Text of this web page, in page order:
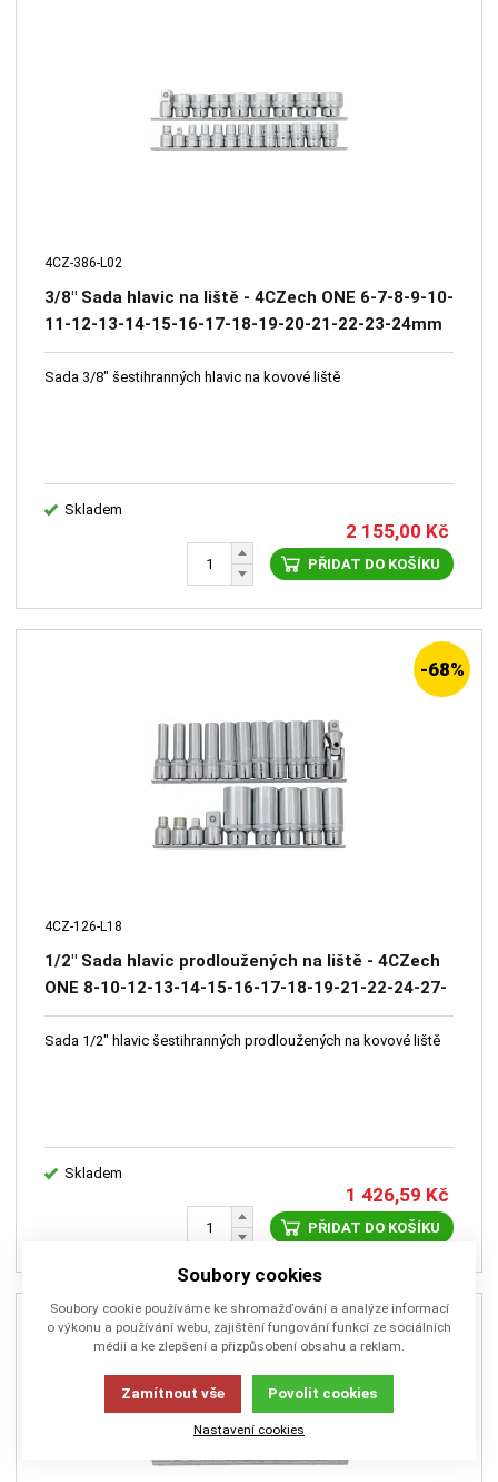
4CZ-386-L02
3/8" Sada hlavic na liště - 4CZech ONE 6-7-8-9-10-
11-12-13-14-15-16-17-18-19-20-21-22-23-24mm
+ adaptér na bity 1/4" + redukce na 1/4" a na 1/2"
Sada 3/8" šestihranných hlavic na kovové liště
Skladem
2 155,00 Kč
PŘIDAT DO KOŠÍKU
-68%
4CZ-126-L18
1/2" Sada hlavic prodloužených na liště - 4CZech
ONE 8-10-12-13-14-15-16-17-18-19-21-22-24-27-
30mm, adaptér na bity 10mm a 5/16",redukce na
3/8" a 3/4", kardan
Sada 1/2" hlavic šestihranných prodloužených na kovové liště
Skladem
1 426,59 Kč
PŘIDAT DO KOŠÍKU
Soubory cookies
Soubory cookie používáme ke shromažďování a analýze informací
o výkonu a používání webu, zajištění fungování funkcí ze sociálních
médií a ke zlepšení a přizpůsobení obsahu a reklam.
Zamítnout vše Povolit cookies
Nastavení cookies